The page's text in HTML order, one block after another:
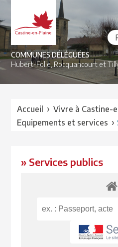
COMMUNES DÉLÉGUÉES
Hubert-Folie,Rocquancourt et
Accueil › Vivre à Castine-
Equipements et services ›
» Services publics